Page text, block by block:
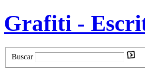
Grafiti -
Buscar